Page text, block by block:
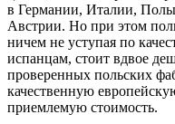
в Германии, Италии,
Австрии. Но при этом
ничем не уступая по
испанцам, стоит вдвое
проверенных польских
качественную
приемлемую стоимость.